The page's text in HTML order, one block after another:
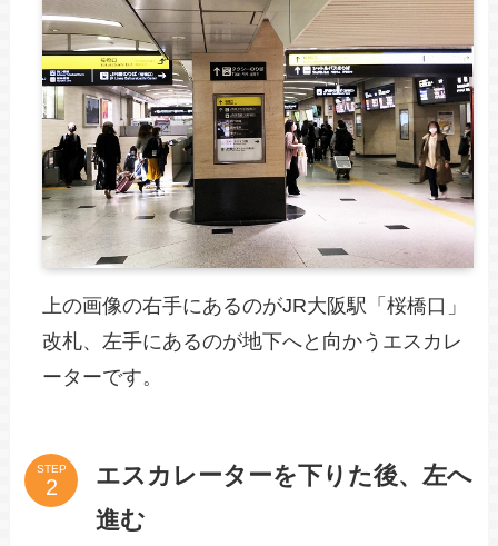
上の画像の右手にあるのがJR大阪駅「桜橋口」
改札、左手にあるのが地下へと向かうエスカレ
ーターです。
STEP
エスカレーターを下りた後、左へ
進む